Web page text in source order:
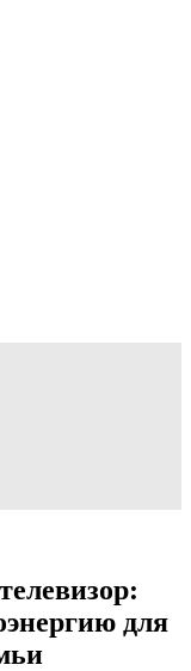
для